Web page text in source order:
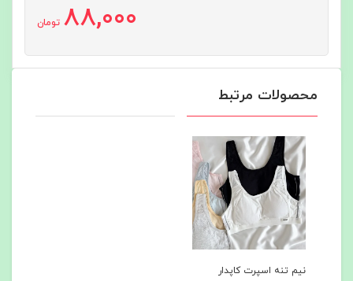
88,000 تومان
محصولات مرتبط
نیم تنه اسپرت کاپدار